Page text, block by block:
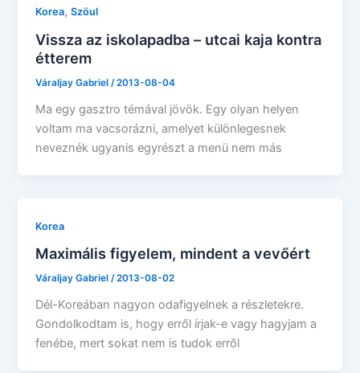
Korea,Szöul
Vissza az iskolapadba – utcai kaja kontra
étterem
Váraljay Gabriel/2013-08-04
Ma egy gasztro témával jövök. Egy olyan helyen
voltam ma vacsorázni, amelyet különlegesnek
neveznék ugyanis egyrészt a menü nem más
Korea
Maximális figyelem, mindent a vevőért
Váraljay Gabriel/2013-08-02
Dél-Koreában nagyon odafigyelnek a részletekre.
Gondolkodtam is, hogy erről írjak-e vagy hagyjam a
fenébe, mert sokat nem is tudok erről